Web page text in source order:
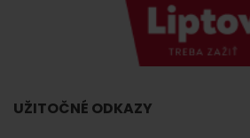
UŽITOČNÉ ODKAZY